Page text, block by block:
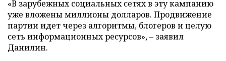
«В зарубежных социальных сетях в эту кампанию
уже вложены миллионы долларов. Продвижение
партии идет через алгоритмы, блогеров и целую
сеть информационных ресурсов», – заявил
Данилин.